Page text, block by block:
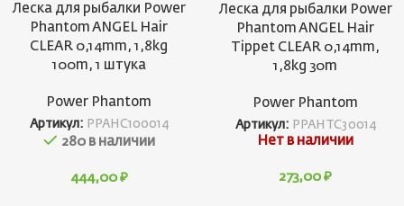
Леска для рыбалки Power
Phantom ANGEL Hair
CLEAR 0,14mm, 1,8kg
100m, 1 штука
Power Phantom
Артикул: PPAHC100014
280 в наличии
444,00 ₽
Леска для рыбалки Power
Phantom ANGEL Hair
Tippet CLEAR 0,14mm,
1,8kg 30m
Power Phantom
Артикул: PPAHTC30014
Нет в наличии
273,00 ₽